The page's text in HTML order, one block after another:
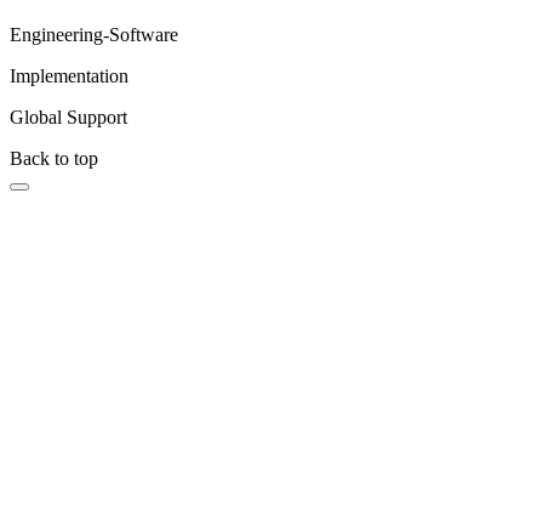
Engineering-Software
Implementation
Global Support
Back to top